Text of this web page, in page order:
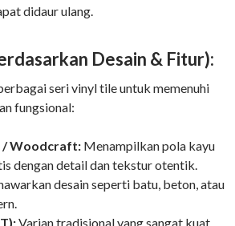
didaur ulang.
Desain & Fitur):
seri vinyl tile untuk memenuhi
fungsional:
/ Woodcraft: Menampilkan pola kayu
dengan detail dan tekstur otentik.
desain seperti batu, beton, atau
Varian tradisional yang sangat kuat